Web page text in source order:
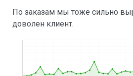
По заказам мы тоже сильно
доволен клиент.